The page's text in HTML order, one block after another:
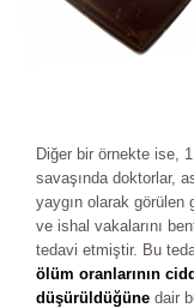
Diğer bir örnekte ise,
savaşında doktorlar,
yaygın olarak görülen
ve ishal vakalarını
tedavi etmiştir. Bu
ölüm oranlarının
düşürüldüğüne dair